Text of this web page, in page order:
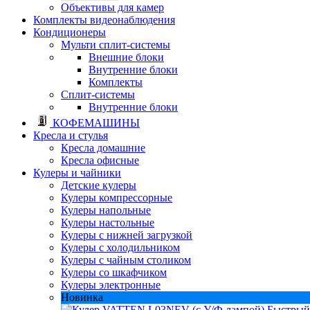
Объективы для камер
Комплекты видеонаблюдения
Кондиционеры
Мульти сплит-системы
Внешние блоки
Внутренние блоки
Комплекты
Сплит-системы
Внутренние блоки
КОФЕМАШИНЫ
Кресла и стулья
Кресла домашние
Кресла офисные
Кулеры и чайники
Детские кулеры
Кулеры компрессорные
Кулеры напольные
Кулеры настольные
Кулеры с нижней загрузкой
Кулеры с холодильником
Кулеры с чайным столиком
Кулеры со шкафчиком
Кулеры электронные
Новинка